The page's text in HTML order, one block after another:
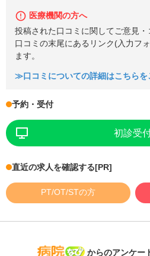
医療機関の方へ
投稿された口コミに関してご意見
口コミの末尾にあるリンク(入力フ
ます。
≫口コミについての詳細はこちらを
予約・受付
初診受
直近の求人を確認する[PR]
PT/OT/STの方
病院なび
からのアンケー